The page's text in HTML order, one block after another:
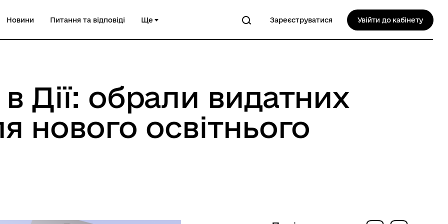
Новини Питання та відповіді Ще Зареєструватися Увійти до кабінету
Дії: обрали видатних
нового освітнього